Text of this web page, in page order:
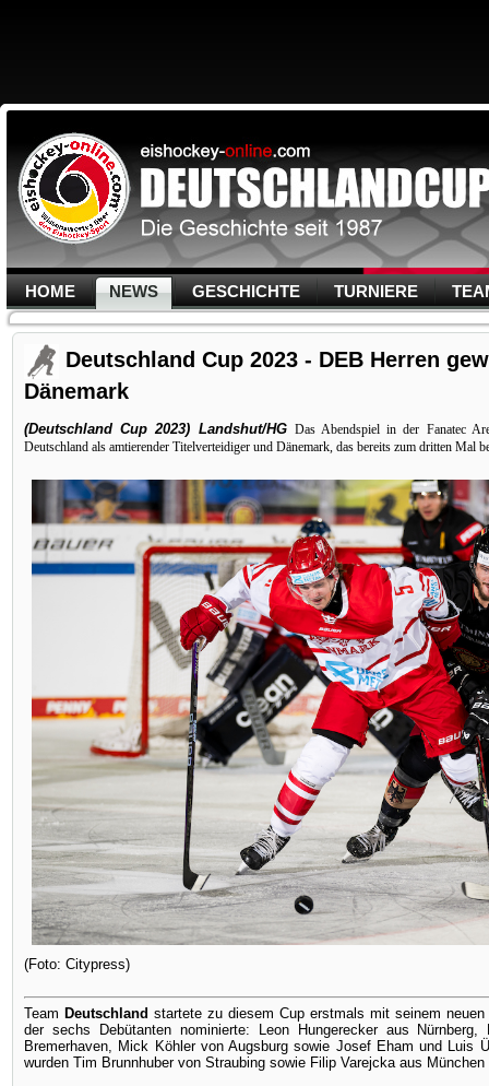
HOME NEWS GESCHICHTE TURNIERE
Deutschland Cup 2023 - DEB Herren
Dänemark
(Deutschland Cup 2023) Landshut/HG Das Abendspiel in der Fanatec
Deutschland als amtierender Titelverteidiger und Dänemark, das bereits zum dritten Mal
(Foto: Citypress)
Team Deutschland startete zu diesem Cup erstmals mit seinem
der sechs Debütanten nominierte: Leon Hungerecker aus
Bremerhaven, Mick Köhler von Augsburg sowie Josef Eham und Luis
wurden Tim Brunnhuber von Straubing sowie Filip Varejcka aus